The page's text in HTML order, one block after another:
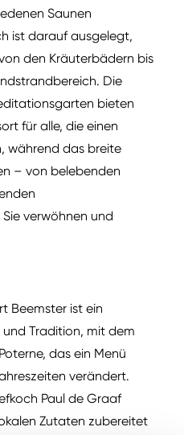
Saunen
ist darauf ausgelegt,
den Kräuterbädern bis
Die
bieten
für alle, die einen
während das breite
– von belebenden
verwöhnen und
Beemster ist ein
Tradition, mit dem
das ein Menü
verändert.
Paul de Graaf
Zutaten zubereitet